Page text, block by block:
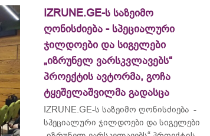
IZRUNE.GE-ს საზეიმო
ღონისძიება - სპეციალური
ჯილდოები და სიგელები
„იზრუნელ ვარსკვლავებს“
პროექტის ავტორმა, გოჩა
ტყეშელაშვილმა გადასცა
IZRUNE.GE-ს საზეიმო ღონისძიება -
სპეციალური ჯილდოები და სიგელები